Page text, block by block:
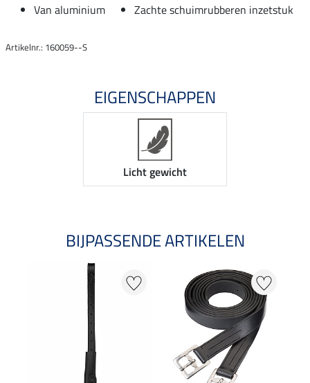
Van aluminium
Zachte schuimrubberen inzetstuk
Artikelnr.: 160059--S
EIGENSCHAPPEN
Licht gewicht
BIJPASSENDE ARTIKELEN